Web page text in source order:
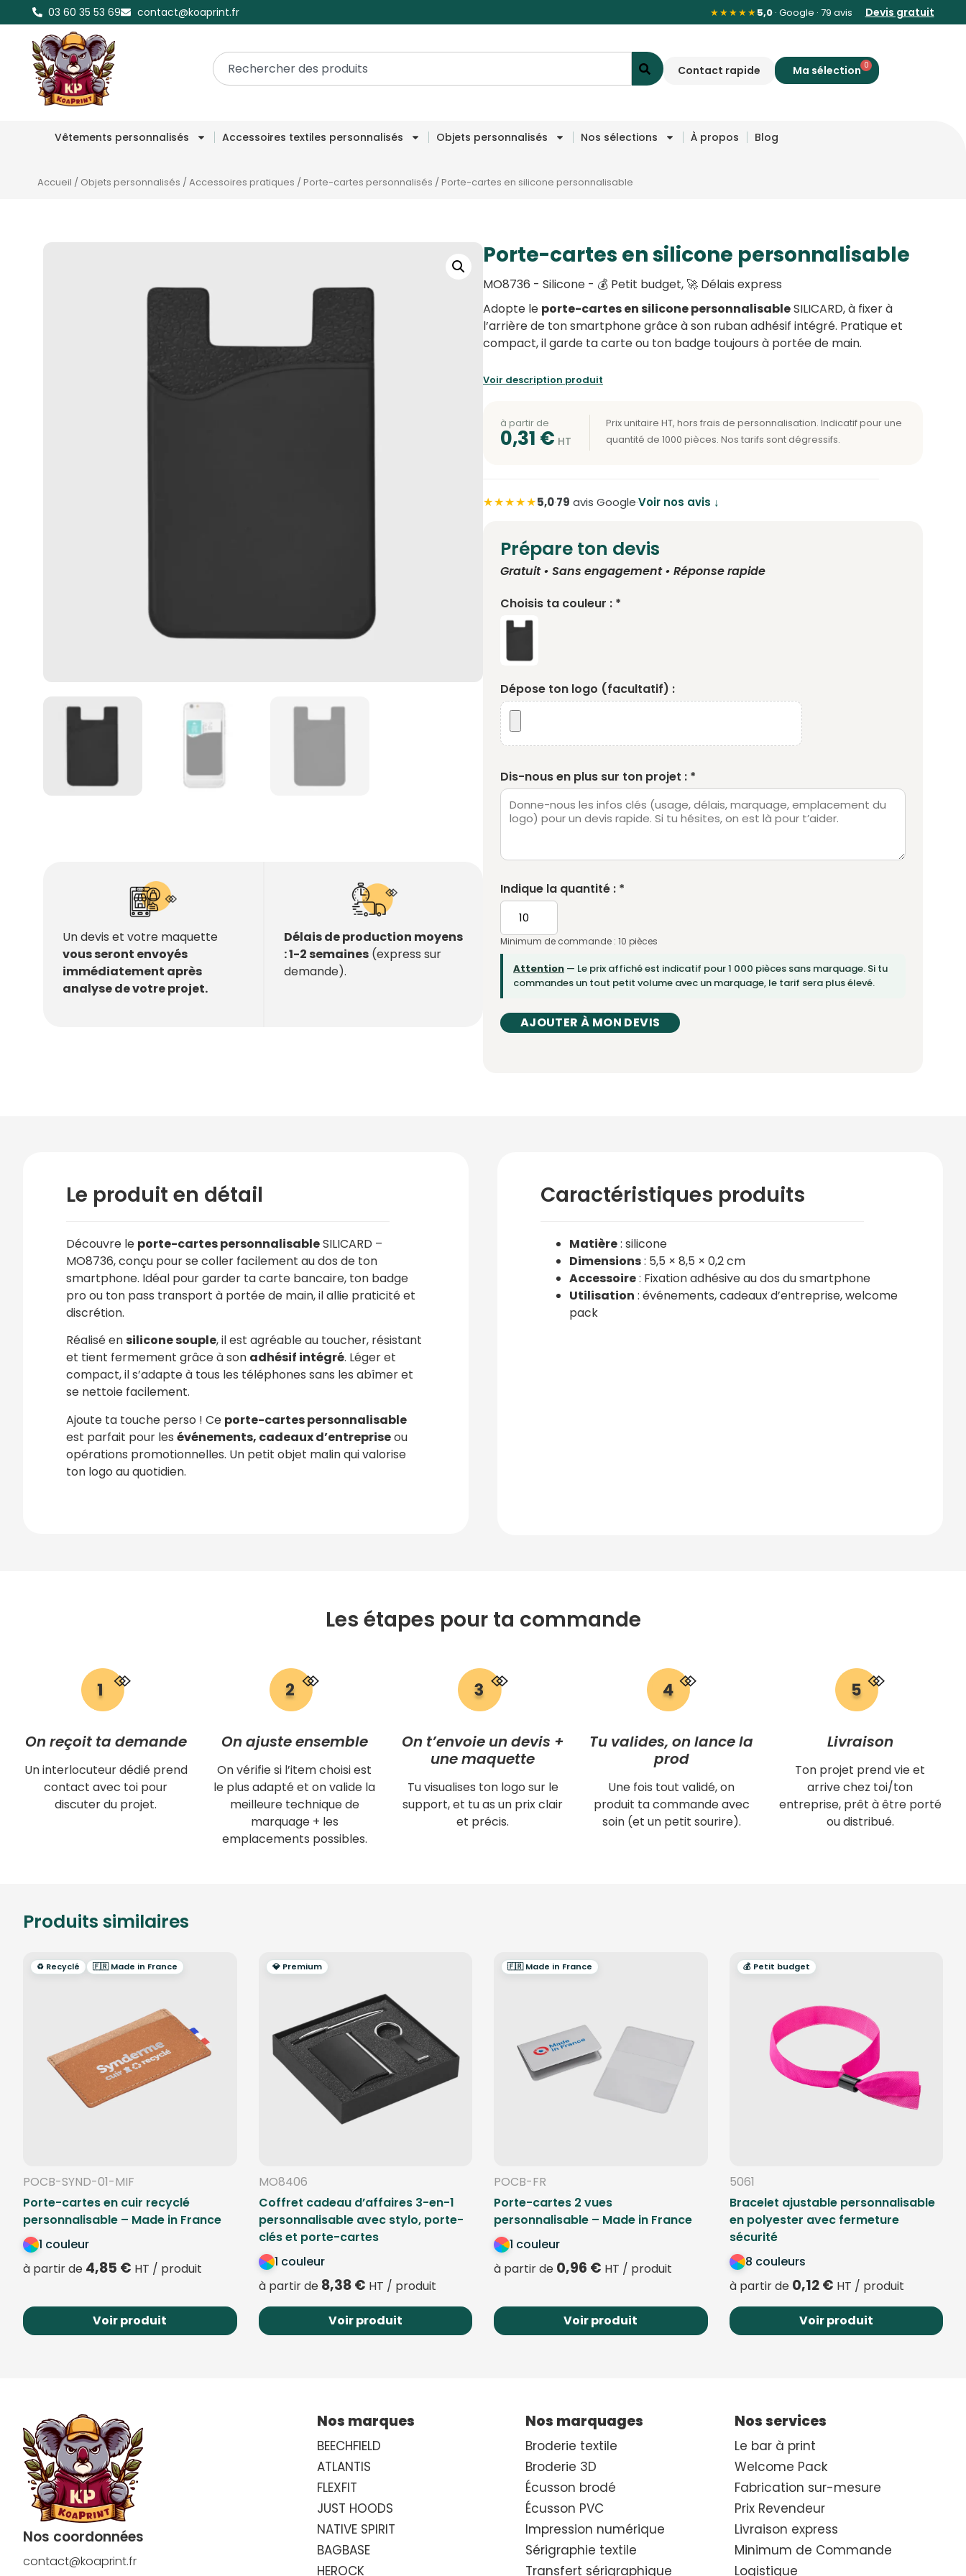
03 60 35 53 69 contact@koaprint.fr ★★★★★5,0· Google · 79 avis Devis gratuit
Contact rapide 0
Vêtements personnalisés Accessoires textiles personnalisés Objets personnalisés Nos sélections À propos Blog
Accueil / Objets personnalisés /Accessoires pratiques /Porte-cartes personnalisés /Porte-cartes en silicone personnalisable
Un devis et votre maquette
vous seront envoyés
immédiatement après
analyse de votre projet.
Délais de production moyens
: 1-2 semaines (express sur
demande).
Porte-cartes en silicone personnalisable
MO8736 - Silicone - 💰 Petit budget, 🚀 Délais express
Adopte le porte-cartes en silicone personnalisableSILICARD, à fixer à
l’arrière de ton smartphone grâce à son ruban adhésif intégré. Pratique et
compact, il garde ta carte ou ton badge toujours à portée de main.
Voir description produit
à partir de
0,31 €
★★★★★5,0·79 avis Google·Voir nos avis ↓
Prépare ton devis
Gratuit • Sans engagement • Réponse rapide
Choisis ta couleur : *
Dépose ton logo (facultatif) :
Dis-nous en plus sur ton projet : *
Indique la quantité : *
Minimum de commande : 10 pièces
Attention — Le prix affiché est indicatif pour 1 000 pièces sans marquage. Si tu
commandes un tout petit volume avec un marquage, le tarif sera plus élevé.
AJOUTER À MON DEVIS
Le produit en détail
Découvre le porte-cartes personnalisableSILICARD –
MO8736, conçu pour se coller facilement au dos de ton
smartphone. Idéal pour garder ta carte bancaire, ton badge
pro ou ton pass transport à portée de main, il allie praticité et
discrétion.
Réalisé ensilicone souple, il est agréable au toucher, résistant
et tient fermement grâce à son adhésif intégré. Léger et
compact, il s’adapte à tous les téléphones sans les abîmer et
se nettoie facilement.
Ajoute ta touche perso ! Ce porte-cartes personnalisable
est parfait pour les événements, cadeaux d’entrepriseou
opérations promotionnelles. Un petit objet malin qui valorise
ton logo au quotidien.
Caractéristiques produits
Matière: silicone
Dimensions: 5,5 × 8,5 × 0,2 cm
Accessoire: Fixation adhésive au dos du smartphone
Utilisation : événements, cadeaux d’entreprise, welcome
pack
Les étapes pour ta commande
On reçoit ta demande
Un interlocuteur dédié prend
contact avec toi pour
discuter du projet.
On ajuste ensemble
On vérifie si l’item choisi est
le plus adapté et on valide la
meilleure technique de
marquage + les
emplacements possibles.
On t’envoie un devis +
une maquette
Tu visualises ton logo sur le
support, et tu as un prix clair
et précis.
Tu valides, on lance la
prod
Une fois tout validé, on
produit ta commande avec
soin (et un petit sourire).
Livraison
Ton projet prend vie et
arrive chez toi/ton
entreprise, prêt à être porté
ou distribué.
Produits similaires
♻️ Recyclé 🇫🇷 Made in France
POCB-SYND-01-MIF
Porte-cartes en cuir recyclé
personnalisable – Made in France
1 couleur
à partir de 4,85 € HT / produit
Voir produit
💎 Premium
MO8406
Coffret cadeau d’affaires 3-en-1
personnalisable avec stylo, porte-
clés et porte-cartes
1 couleur
à partir de 8,38€ HT / produit
Voir produit
🇫🇷 Made in France
POCB-FR
Porte-cartes 2 vues
personnalisable – Made in France
1 couleur
à partir de 0,96 € HT / produit
Voir produit
💰 Petit budget
5061
Bracelet ajustable personnalisable
en polyester avec fermeture
sécurité
8 couleurs
à partir de 0,12€ HT / produit
Voir produit
Nos coordonnées
contact@koaprint.fr
Nos marques
BEECHFIELD
ATLANTIS
FLEXFIT
JUST HOODS
NATIVE SPIRIT
BAGBASE
HEROCK
Nos marquages
Broderie textile
Broderie 3D
Écusson brodé
Écusson PVC
Impression numérique
Sérigraphie textile
Transfert sérigraphique
Nos services
Le bar à print
Welcome Pack
Fabrication sur-mesure
Prix Revendeur
Livraison express
Minimum de Commande
Logistique